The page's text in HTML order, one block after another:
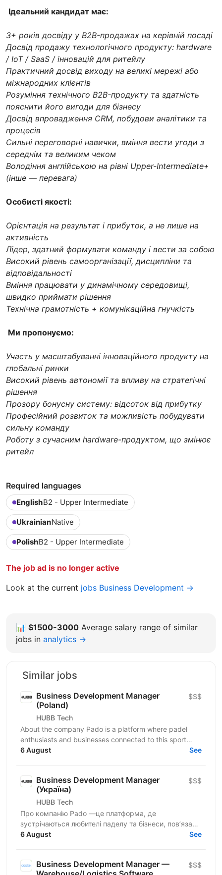
Ідеальний кандидат має:
3+ років досвіду у B2B-продажах на керівній посаді
Досвід продажу технологічного продукту: hardware
/ IoT / SaaS / інновацій для ритейлу
Практичний досвід виходу на великі мережі або
міжнародних клієнтів
Розуміння технічного B2B-продукту та здатність
пояснити його вигоди для бізнесу
Досвід впровадження CRM, побудови аналітики та
процесів
Сильні переговорні навички, вміння вести угоди з
середнім та великим чеком
Володіння англійською на рівні Upper-Intermediate+
(інше — перевага)
Особисті якості:
Орієнтація на результат і прибуток, а не лише на
активність
Лідер, здатний формувати команду і вести за собою
Високий рівень самоорганізації, дисципліни та
відповідальності
Вміння працювати у динамічному середовищі,
швидко приймати рішення
Технічна грамотність + комунікаційна гнучкість
Ми пропонуємо:
Участь у масштабуванні інноваційного продукту на
глобальні ринки
Високий рівень автономії та впливу на стратегічні
рішення
Прозору бонусну систему: відсоток від прибутку
Професійний розвиток та можливість побудувати
сильну команду
Роботу з сучасним hardware-продуктом, що змінює
ритейл
Required languages
EnglishB2 - Upper Intermediate
UkrainianNative
PolishB2 - Upper Intermediate
The job ad is no longer active
Look at the current jobs Business Development →
📊 $1500-3000 Average salary range of similar
jobs in analytics →
Similar jobs
Business Development Manager
(Poland)
HUBB Tech
$$$
About the company Pado is a platform where padel
enthusiasts and businesses connected to this sport
meet. We create a space for community growth,...
6 August See
Business Development Manager
(Україна)
HUBB Tech
$$$
Про компанію Pado —це платформа, де
зустрічаються любителі паделу та бізнеси, пов’язані
з цією грою. Ми створюємо простір для розвитку
6 August See
Business Development Manager —
$$$